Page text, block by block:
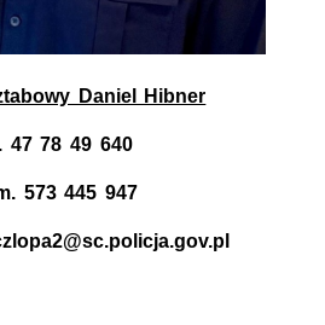
Daniel Hibner
47 78 49 640
573 445 947